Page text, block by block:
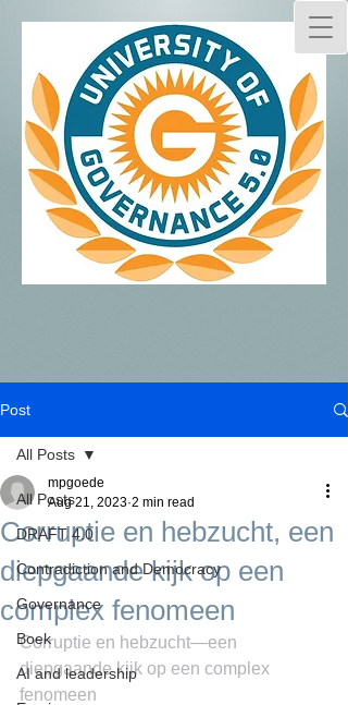
Post
All Posts
DRAFT 4.0
Contradiction and Democracy
Governance
Boek
AI and leadership
All Posts
Corruptie en hebzucht, een
diepgaande kijk op een
complex fenomeen
mpgoede
Aug 21, 2023 2 min read
Corruptie en hebzucht―een
diepgaande kijk op een complex
fenomeen